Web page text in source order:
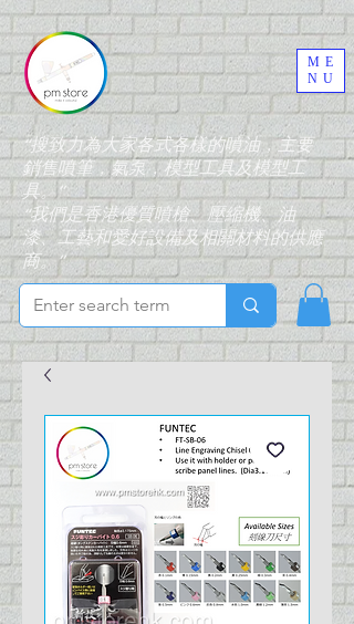
“搜致力為大家各式各樣的噴油，主要
銷售噴筆，氣泵，模型工具及模型工
具。”
“我們是香港優質噴槍、壓縮機、油
漆、工藝和愛好設備及相關材料的供應
商。”
ME
NU